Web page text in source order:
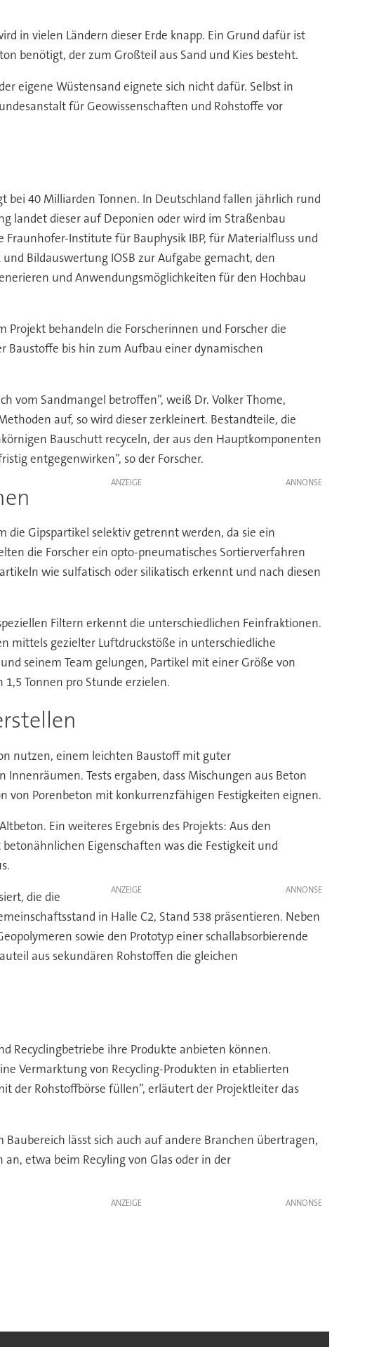
in vielen Ländern dieser Erde knapp. Ein Grund dafür ist
benötigt, der zum Großteil aus Sand und Kies besteht.
eigene Wüstensand eignete sich nicht dafür. Selbst in
für Geowissenschaften und Rohstoffe vor
bei 40 Milliarden Tonnen. In Deutschland fallen jährlich rund
landet dieser auf Deponien oder wird im Straßenbau
Institute für Bauphysik IBP, für Materialfluss und
Bildauswertung IOSB zur Aufgabe gemacht, den
und Anwendungsmöglichkeiten für den Hochbau
behandeln die Forscherinnen und Forscher die
bis hin zum Aufbau einer dynamischen
vom Sandmangel betroffen”, weiß Dr. Volker Thome,
auf, so wird dieser zerkleinert. Bestandteile, die
Bauschutt recyceln, der aus den Hauptkomponenten
entgegenwirken”, so der Forscher.
ANZEIGE
Gipspartikel selektiv getrennt werden, da sie ein
die Forscher ein opto-pneumatisches Sortierverfahren
wie sulfatisch oder silikatisch erkennt und nach diesen
Filtern erkennt die unterschiedlichen Feinfraktionen.
mittels gezielter Luftdruckstöße in unterschiedliche
seinem Team gelungen, Partikel mit einer Größe von
Tonnen pro Stunde erzielen.
nutzen, einem leichten Baustoff mit guter
Tests ergaben, dass Mischungen aus Beton
von Porenbeton mit konkurrenzfähigen Festigkeiten eignen.
Ein weiteres Ergebnis des Projekts: Aus den
Eigenschaften was die Festigkeit und
ANZEIGE
die die
in Halle C2, Stand 538 präsentieren. Neben
sowie den Prototyp einer schallabsorbierende
aus sekundären Rohstoffen die gleichen
Recyclingbetriebe ihre Produkte anbieten können.
Vermarktung von Recycling-Produkten in etablierten
der Rohstoffbörse füllen”, erläutert der Projektleiter das
lässt sich auch auf andere Branchen übertragen,
etwa beim Recyling von Glas oder in der
ANZEIGE